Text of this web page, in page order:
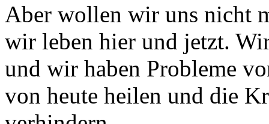
Aber wollen wir uns nicht
wir leben hier und jetzt.
und wir haben Probleme
von heute heilen und die